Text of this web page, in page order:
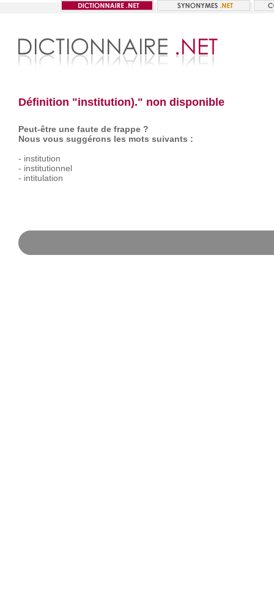
Définition "institution)." non disponible
Peut-être une faute de frappe ?
Nous vous suggérons les mots suivants :
- institution
- institutionnel
- intitulation